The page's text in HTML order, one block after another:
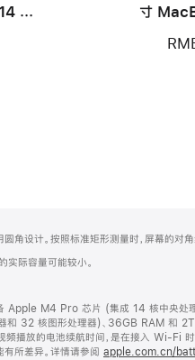
英
寸
设计。按照标准矩形测量时，屏幕的对
际容量可能较小。
M4 Pro 芯片 (集成 14 核中央处
32 核图形处理器)、36GB RAM 和
播放的电池续航时间，是在接入 Wi-Fi
所差异。详情请参阅 apple.com.cn/